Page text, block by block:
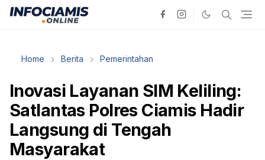
Home Berita Pemerintahan
Inovasi Layanan SIM Keliling:
Satlantas Polres Ciamis Hadir
Langsung di Tengah
Masyarakat